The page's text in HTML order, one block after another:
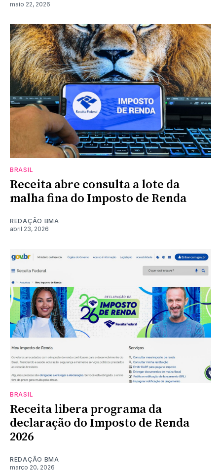
maio 22, 2026
BRASIL
Receita abre consulta a lote da
malha fina do Imposto de Renda
REDAÇÃO BMA
abril 23, 2026
BRASIL
Receita libera programa da
declaração do Imposto de Renda
2026
REDAÇÃO BMA
março 20, 2026